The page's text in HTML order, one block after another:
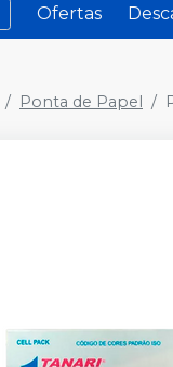
Ofertas
Ponta de Papel